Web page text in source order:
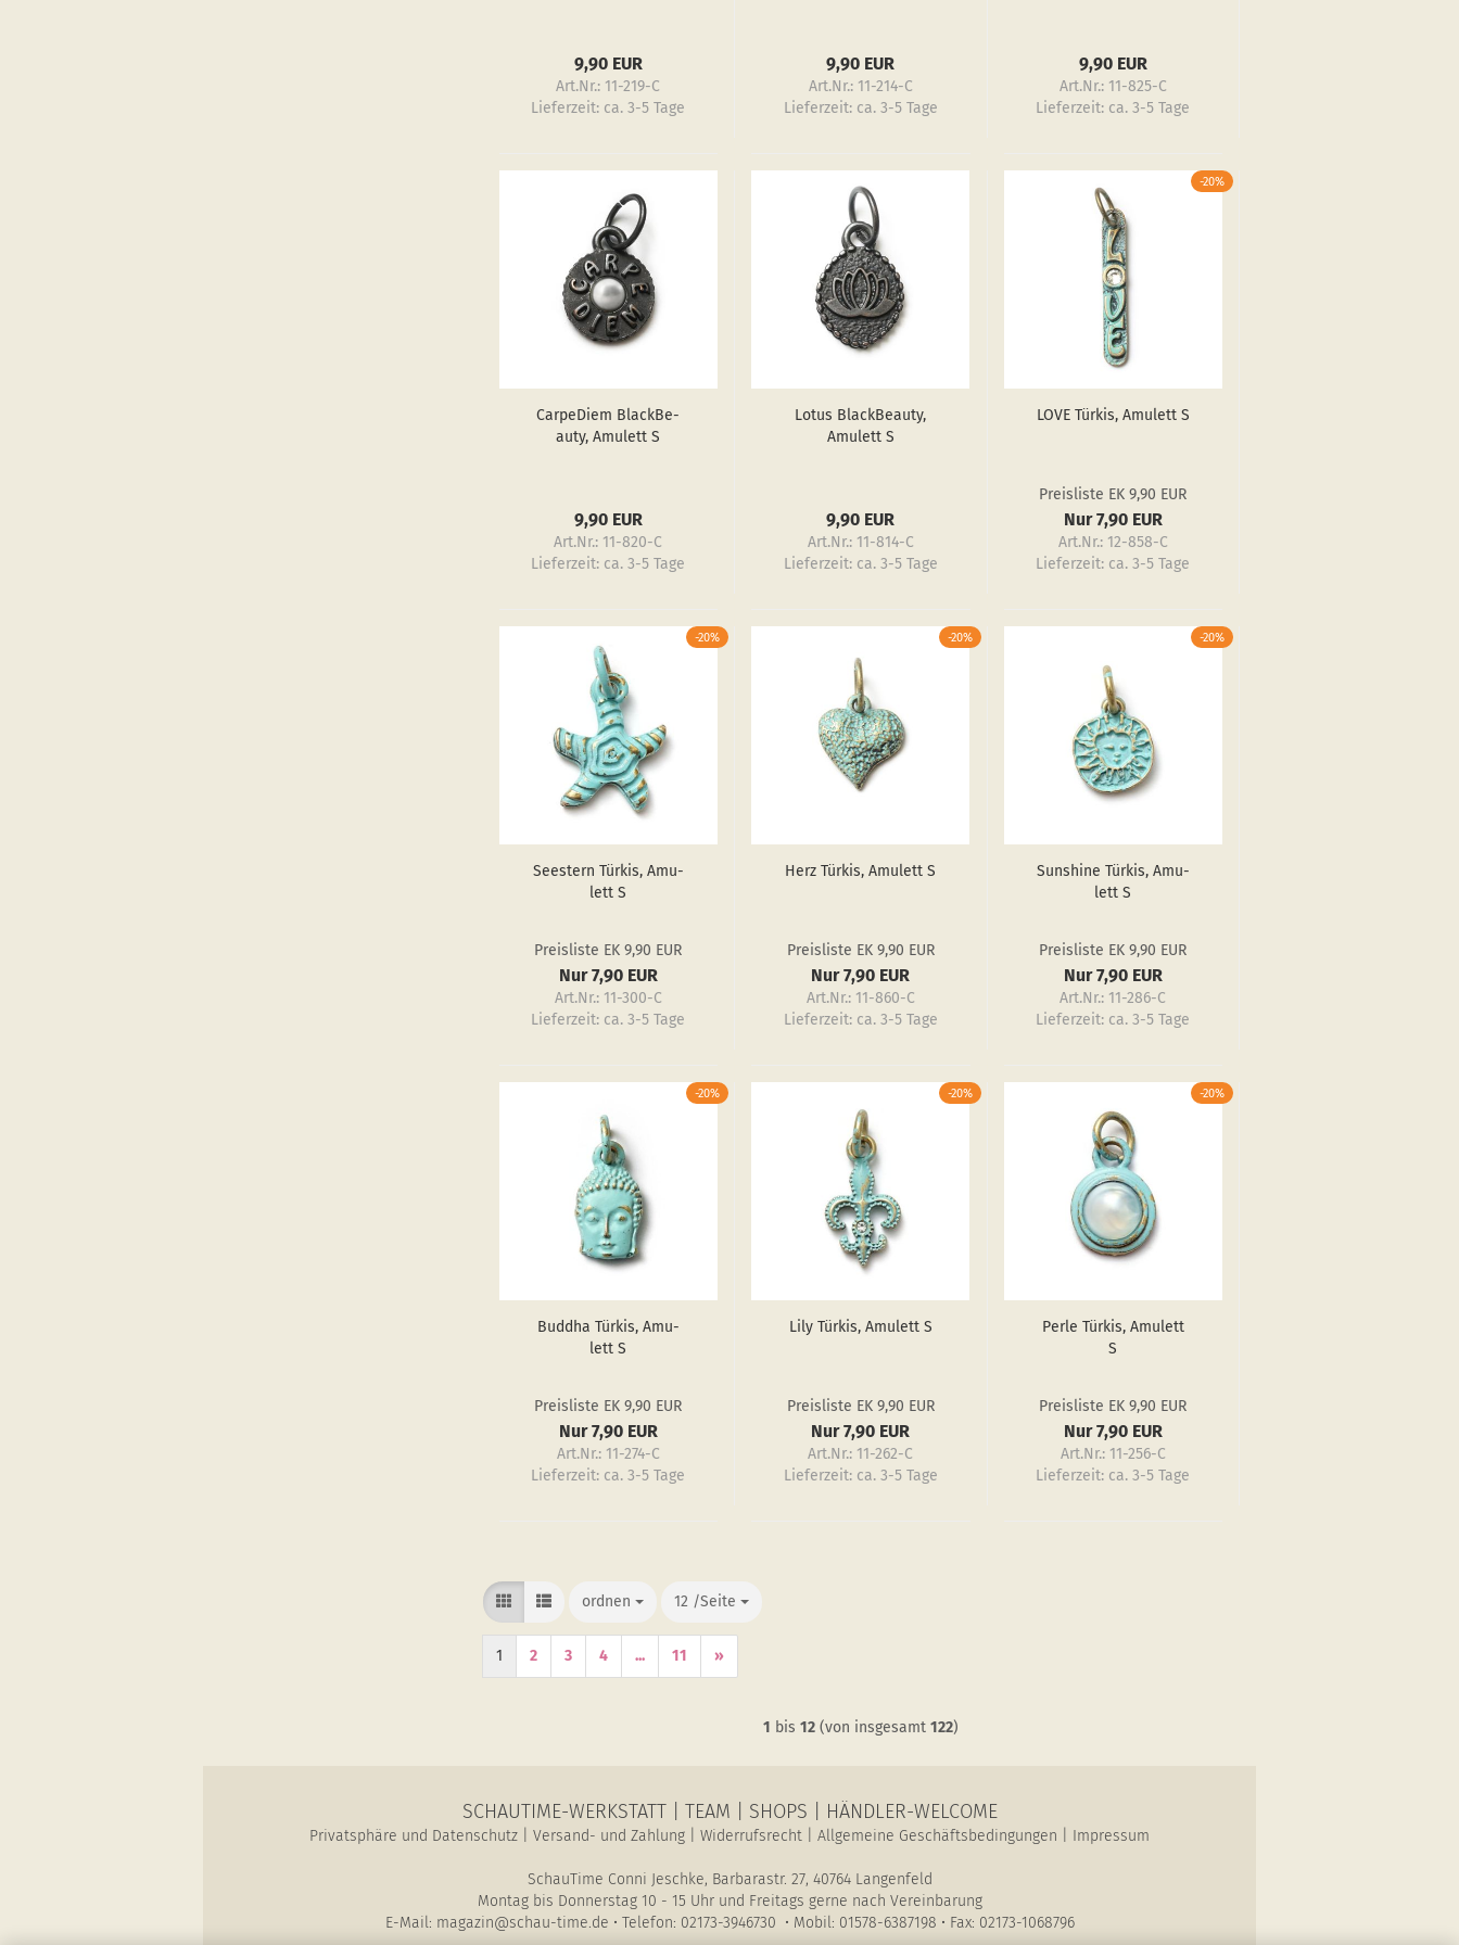
9,90 EUR
Art.Nr.: 11-219-C
Lieferzeit: ca. 3-5 Tage
9,90 EUR
Art.Nr.: 11-214-C
Lieferzeit: ca. 3-5 Tage
9,90 EUR
Art.Nr.: 11-825-C
Lieferzeit: ca. 3-5 Tage
Car­pe­Diem Black­Be­
au­ty, Amu­lett S
9,90 EUR
Art.Nr.: 11-820-C
Lieferzeit: ca. 3-5 Tage
Lotus Black­Be­au­ty,
Amu­lett S
9,90 EUR
Art.Nr.: 11-814-C
Lieferzeit: ca. 3-5 Tage
-20%
LOVE Tür­kis, Amu­lett S
Preisliste EK 9,90 EUR
Nur 7,90 EUR
Art.Nr.: 12-858-C
Lieferzeit: ca. 3-5 Tage
-20%
See­stern Tür­kis, Amu­
lett S
Preisliste EK 9,90 EUR
Nur 7,90 EUR
Art.Nr.: 11-300-C
Lieferzeit: ca. 3-5 Tage
-20%
Herz Tür­kis, Amu­lett S
Preisliste EK 9,90 EUR
Nur 7,90 EUR
Art.Nr.: 11-860-C
Lieferzeit: ca. 3-5 Tage
-20%
Sun­shi­ne Tür­kis, Amu­
lett S
Preisliste EK 9,90 EUR
Nur 7,90 EUR
Art.Nr.: 11-286-C
Lieferzeit: ca. 3-5 Tage
-20%
Bud­dha Tür­kis, Amu­
lett S
Preisliste EK 9,90 EUR
Nur 7,90 EUR
Art.Nr.: 11-274-C
Lieferzeit: ca. 3-5 Tage
-20%
Lily Tür­kis, Amu­lett S
Preisliste EK 9,90 EUR
Nur 7,90 EUR
Art.Nr.: 11-262-C
Lieferzeit: ca. 3-5 Tage
-20%
Perle Tür­kis, Amu­lett
S
Preisliste EK 9,90 EUR
Nur 7,90 EUR
Art.Nr.: 11-256-C
Lieferzeit: ca. 3-5 Tage
ordnen
ordnen 12 /Seite
/Seite
1 2 3 4 ... 11 »
1 bis12 (von insgesamt122)
SCHAUTIME-WERKSTATT| TEAM SHOPS HÄNDLER-WELCOME
Privatsphäre und Datenschutz Versand- und Zahlung Widerrufsrecht Allgemeine Geschäftsbedingungen Impressum
SchauTime Conni Jeschke, Barbarastr. 27, 40764 Langenfeld
Montag bis Donnerstag 10 - 15 Uhr und Freitags gerne nach Vereinbarung
E-Mail: magazin@schau-time.de • Telefon: 02173-3946730 • Mobil: 01578-6387198 • Fax: 02173-1068796